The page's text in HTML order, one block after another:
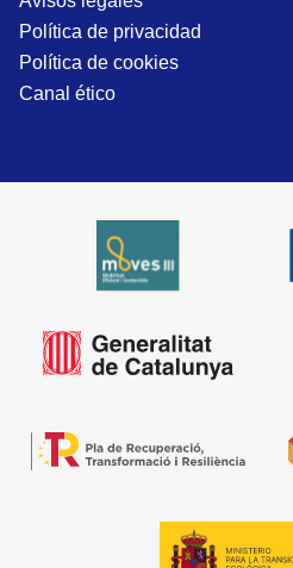
Política de privacidad
Política de cookies
Canal ético